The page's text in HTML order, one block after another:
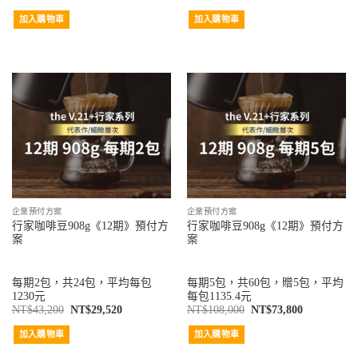
加入購物車 加入購物車
企業預付方案
行家咖啡豆908g《12期》預付方
案
每期2包，共24包，平均每包
1230元
NT$43,200 NT$29,520
加入購物車
企業預付方案
行家咖啡豆908g《12期》預付方
案
每期5包，共60包，贈5包，平均
每包1135.4元
NT$108,000 NT$73,800
加入購物車